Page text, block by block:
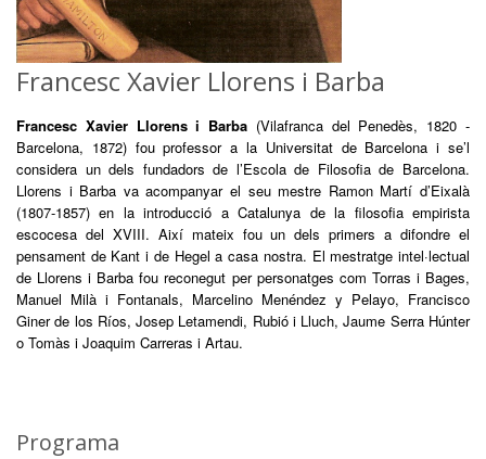
Francesc Xavier Llorens i Barba
Francesc Xavier Llorens i Barba (Vilafranca del Penedès, 1820 -
Barcelona, 1872) fou professor a la Universitat de Barcelona i se’l
considera un dels fundadors de l’Escola de Filosofia de Barcelona.
Llorens i Barba va acompanyar el seu mestre Ramon Martí d’Eixalà
(1807-1857) en la introducció a Catalunya de la filosofia empirista
escocesa del XVIII. Així mateix fou un dels primers a difondre el
pensament de Kant i de Hegel a casa nostra. El mestratge intel·lectual
de Llorens i Barba fou reconegut per personatges com Torras i Bages,
Manuel Milà i Fontanals, Marcelino Menéndez y Pelayo, Francisco
Giner de los Ríos, Josep Letamendi, Rubió i Lluch, Jaume Serra Húnter
o Tomàs i Joaquim Carreras i Artau.
Programa